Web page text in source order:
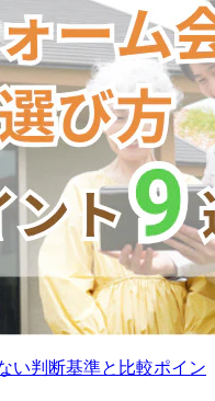
い判断基準と比較ポイン